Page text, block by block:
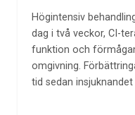
Högintensiv
dag i två veckor, CI-
funktion och
omgivning.
tid sedan